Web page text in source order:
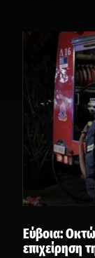
Εύβοια:
επιχείρηση